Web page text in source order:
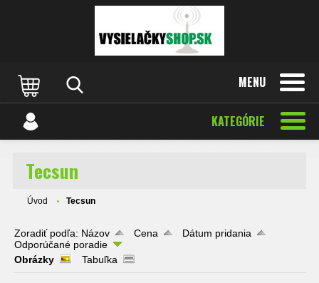
MENU
KATEGÓRIE
Tecsun
Úvod Tecsun
Zoradiť podľa: Názov Cena
Dátum pridania
Odporúčané poradie
Obrázky
Tabuľka